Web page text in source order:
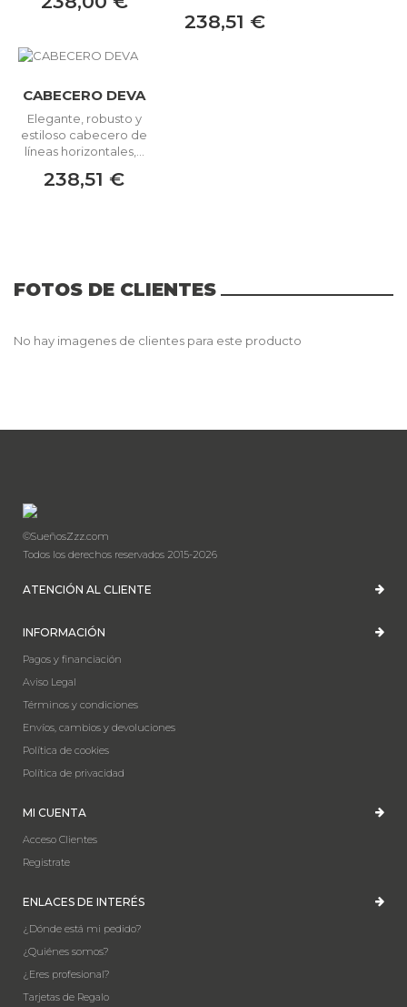
238,51 €
CABECERO DEVA
Elegante, robusto y
estiloso cabecero de
líneas horizontales,...
238,51 €
FOTOS DE CLIENTES
No hay imagenes de clientes para este producto
©SueñosZzz.com
Todos los derechos reservados 2015-2026
ATENCIÓN AL CLIENTE
INFORMACIÓN
Pagos y financiación
Aviso Legal
Términos y condiciones
Envíos, cambios y devoluciones
Política de cookies
Política de privacidad
MI CUENTA
Acceso Clientes
Registrate
ENLACES DE INTERÉS
¿Dónde está mi pedido?
¿Quiénes somos?
¿Eres profesional?
Tarjetas de Regalo